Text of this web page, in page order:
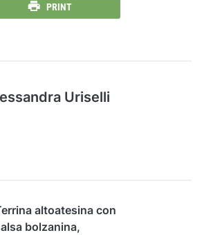
PRINT
Uriselli
altoatesina con
bolzanina,